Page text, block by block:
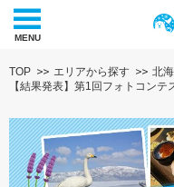
MENU
TOP エリアから探す
北
【結果発表】第1回フォトコン